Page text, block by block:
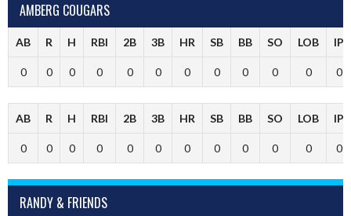
AMBERG COUGARS
AB R H RBI 2B 3B HR SB BB SO LOB IP
0 0 0 0 0 0 0 0 0 0 0 0
AB R H RBI 2B 3B HR SB BB SO LOB IP
0 0 0 0 0 0 0 0 0 0 0 0
RANDY & FRIENDS